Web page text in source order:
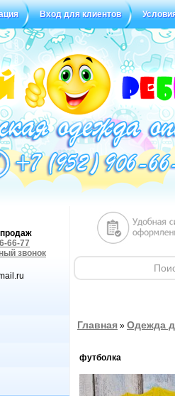
Вход для клиентов
66-77
звонок
Главная » Одежда
футболка